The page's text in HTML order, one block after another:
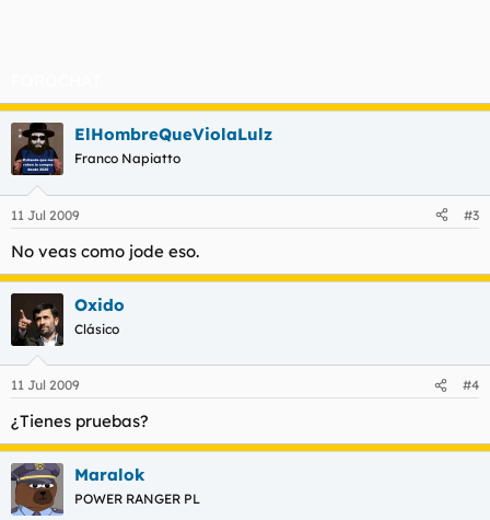
ElHombreQueViolaLulz
Franco Napiatto
11 Jul 2009 #3
No veas como jode eso.
Oxido
Clásico
11 Jul 2009 #4
¿Tienes pruebas?
Maralok
POWER RANGER PL